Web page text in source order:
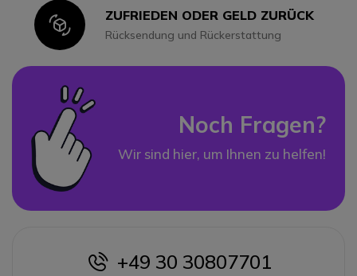
IconZUFRIEDEN ODER GELD ZURÜCK
Rücksendung und Rückerstattung
Noch Fragen?
Wir sind hier, um Ihnen zu helfen!
icon
+49 30 30807701